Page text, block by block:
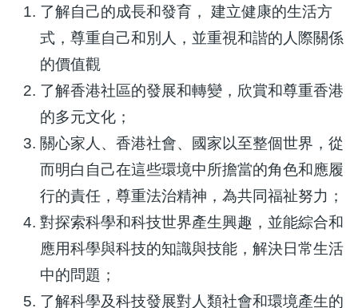
了解自己的成長和發育， 建立健康的生活方
式，尊重自己和別人，並重視和諧的人際關係
的價值觀
了解香港社區的發展和轉變，欣賞和尊重香港
的多元文化；
關心家人、香港社會、國家以至整個世界，從
而明白自己在這些環境中所擔當的角色和應履
行的責任，尊重法治精神，為共同福祉努力；
對探索科學和科技世界產生興趣，並能綜合和
應用科學與科技的知識與技能，解決日常生活
中的問題；
了解科學及科技發展對人類社會和環境產生的